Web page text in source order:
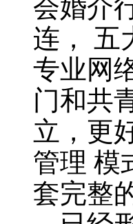
会婚介
连， 五
专业网
门和共
立，更
管理 模
套完整